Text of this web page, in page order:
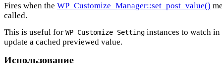
Fires when the WP_Customize_Manager::set_post_value()
called.
This is useful for WP_Customize_Setting instances to watch
update a cached previewed value.
Использование